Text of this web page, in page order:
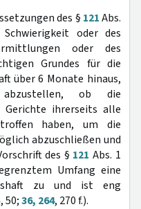
des § 121Abs.
oder des
oder des
Grundes für die
über 6 Monate hinaus,
ob die
Gerichte ihrerseits alle
haben, um die
abzuschließen und
des § 121 Abs. 1
Umfang eine
zu und ist eng
, 50;36, 264, 270 f.).